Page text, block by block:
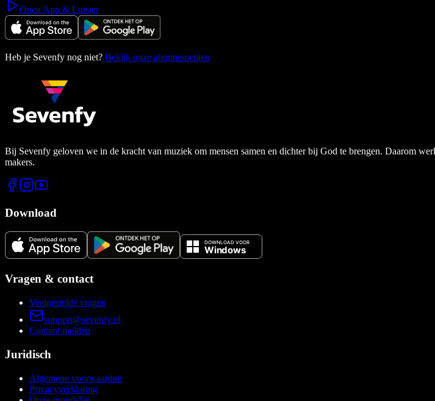
Open App & Luister
Heb je Sevenfy nog niet? Bekijk onze abonnementen
Bij Sevenfy geloven we in de kracht van muziek om mensen samen en dichter bij God te brengen. Daarom
makers.
Download
Vragen & contact
Veelgestelde vragen
support@sevenfy.nl
Content melden
Juridisch
Algemene voorwaarden
Privacyverklaring